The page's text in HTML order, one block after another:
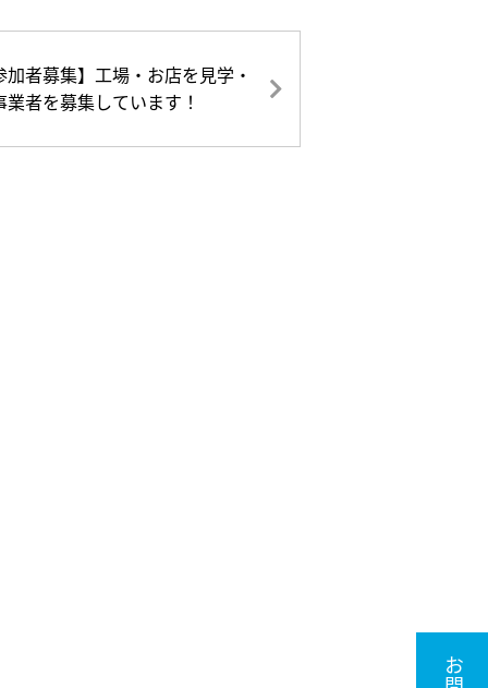
加者募集】工場・お店を見学・
者を募集しています！